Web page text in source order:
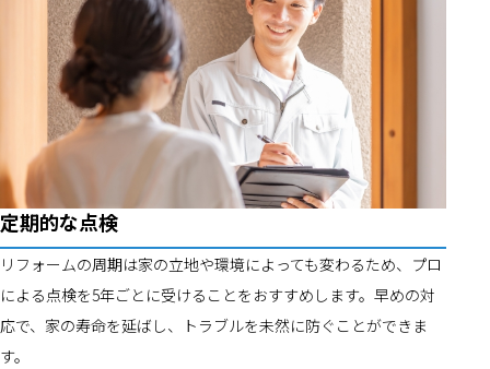
定期的な点検
リフォームの周期は家の立地や環境によっても変わるため、プロ
による点検を5年ごとに受けることをおすすめします。早めの対
応で、家の寿命を延ばし、トラブルを未然に防ぐことができま
す。